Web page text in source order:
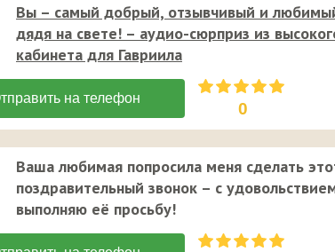
Вы – самый добрый, отзывчивый и
дядя на свете! – аудио-сюрприз из
кабинета для Гавриила
0
Ваша любимая попросила меня сделать
поздравительный звонок – с
выполняю её просьбу!